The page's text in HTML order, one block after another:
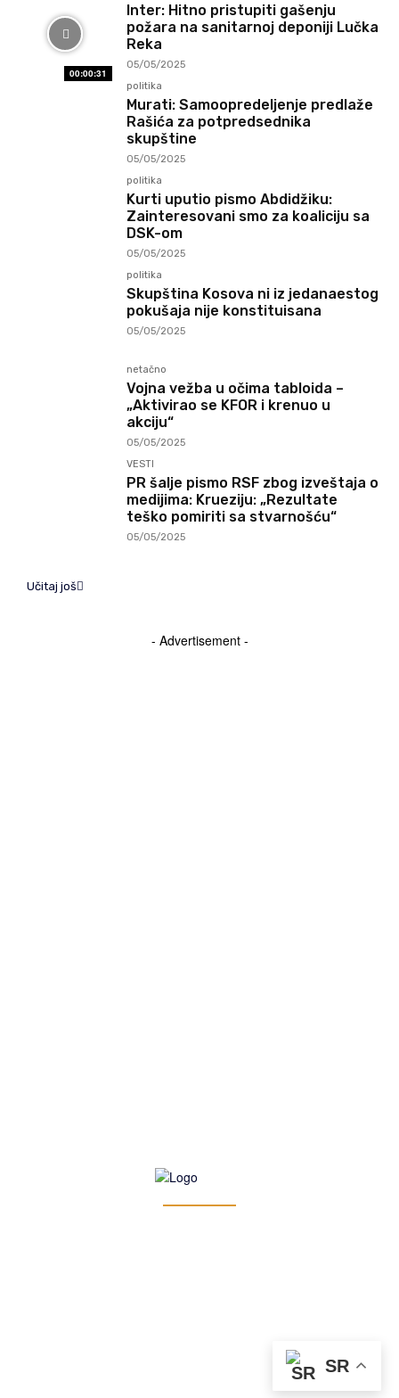
00:00:31
Inter: Hitno pristupiti gašenju
požara na sanitarnoj deponiji Lučka
Reka
05/05/2025
politika
Murati: Samoopredeljenje predlaže
Rašića za potpredsednika
skupštine
05/05/2025
politika
Kurti uputio pismo Abdidžiku:
Zainteresovani smo za koaliciju sa
DSK-om
05/05/2025
politika
Skupština Kosova ni iz jedanaestog
pokušaja nije konstituisana
05/05/2025
netačno
Vojna vežba u očima tabloida –
„Aktivirao se KFOR i krenuo u
akciju“
05/05/2025
VESTI
PR šalje pismo RSF zbog izveštaja o
medijima: Krueziju: „Rezultate
teško pomiriti sa stvarnošću“
05/05/2025
Učitaj još
- Advertisement -
© 2024 Gorazdevac Media Group. Sva prava zadržana. Izrada:
SR